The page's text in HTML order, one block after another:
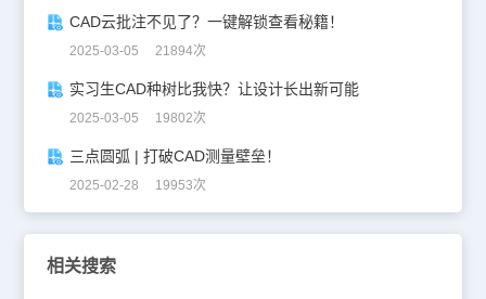
CAD云批注不见了？一键解锁查看秘籍！
2025-03-05 21894次
实习生CAD种树比我快？让设计长出新可能
2025-03-05 19802次
三点圆弧 | 打破CAD测量壁垒！
2025-02-28 19953次
相关搜索